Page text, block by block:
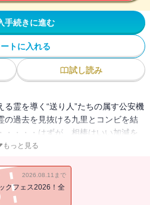
手続きに進む
トに入れる
試し読み
霊を導く“送り人”たちの属す公安機
の過去を見抜ける九里とコンビを結
・・・はずが、相棒はいい加減を
もっと見る
2026.08.11まで
クフェス2026！全